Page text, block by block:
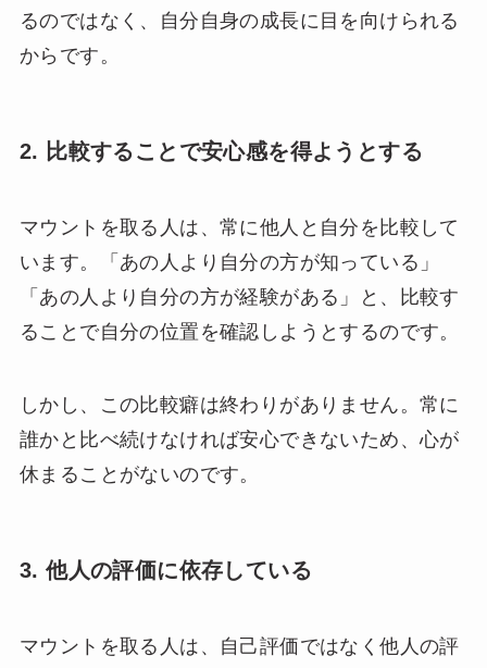
るのではなく、自分自身の成長に目を向けられる
からです。
2. 比較することで安心感を得ようとする
マウントを取る人は、常に他人と自分を比較して
います。「あの人より自分の方が知っている」
「あの人より自分の方が経験がある」と、比較す
ることで自分の位置を確認しようとするのです。
しかし、この比較癖は終わりがありません。常に
誰かと比べ続けなければ安心できないため、心が
休まることがないのです。
3. 他人の評価に依存している
マウントを取る人は、自己評価ではなく他人の評